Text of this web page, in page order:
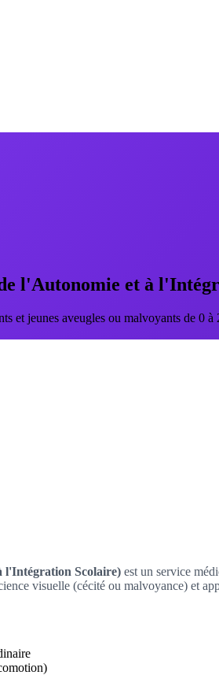
l'Autonomie et à
et jeunes aveugles ou malvoyants de
l'Intégration Scolaire) est un service
visuelle (cécité ou malvoyance) et